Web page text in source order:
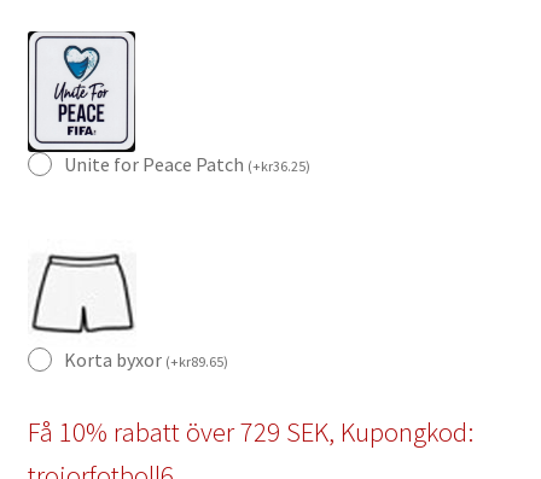
Unite for Peace Patch (+kr36.25)
Korta byxor (+kr89.65)
Få 10% rabatt över 729 SEK, Kupongkod: